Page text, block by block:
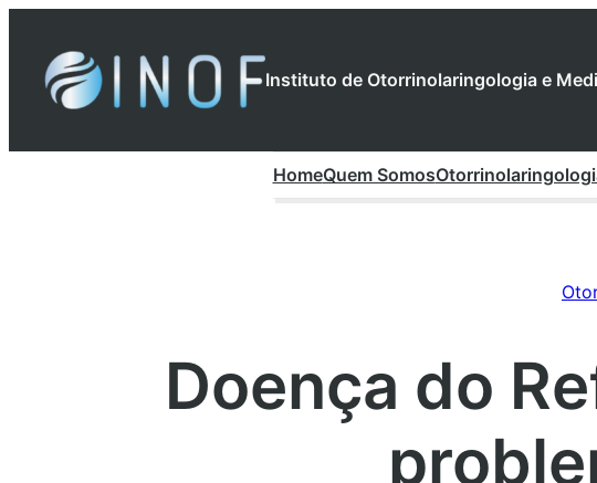
conteúdo
Instituto de Otorrinolaringologia e
HomeQuem Somos
Doença do